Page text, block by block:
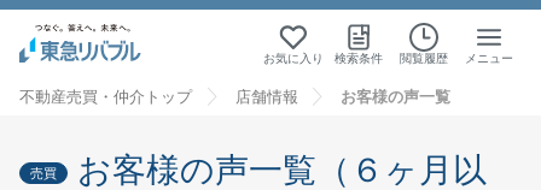
お気に入り 検索条件 閲覧履歴 メニュー
不動産売買・仲介トップ 店舗情報 お客様の声一覧
売買
お客様の声一覧（６ヶ月以